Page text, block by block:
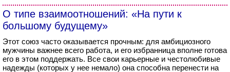
О типе взаимоотношений: «На пути к
большому будущему»
Этот союз часто оказывается прочным: для амбициозного
мужчины важнее всего работа, и его избранница вполне готова
его в этом поддержать. Все свои карьерные и честолюбивые
надежды (которых у нее немало) она способна перенести на